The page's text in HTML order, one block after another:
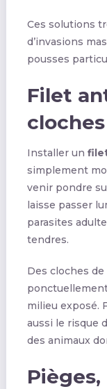
Ces solutions
d’invasions
pousses
Filet
Installer un
simplement
venir pondre
laisse passer
parasites
tendres.
Des cloches
milieu exposé.
aussi le risque
des animaux